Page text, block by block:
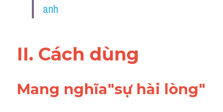
Giải đề THPT
Đề thi thật Task 1
anh
II. Cách dùng
Mang nghĩa"sự hài lòng"